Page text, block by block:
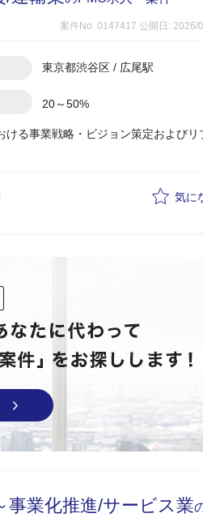
るため、PM補佐としてPMのPJ管理の
発を効率化したい
インとなり開発は担当しません。
案件No. 0147417 公開日: 2026/
東京都渋谷区 / 広尾駅
20～50%
ける事業戦略・ビジョン策定およびリ
ィングbook作成・浸透支援
気に
事業化推進/サービス業